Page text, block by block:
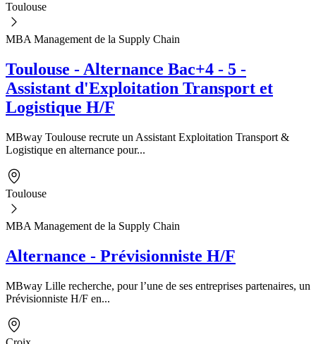
Toulouse
MBA Management de la Supply Chain
Toulouse - Alternance Bac+4 - 5 -
Assistant d'Exploitation Transport et
Logistique H/F
MBway Toulouse recrute un Assistant Exploitation Transport &
Logistique en alternance pour...
Toulouse
MBA Management de la Supply Chain
Alternance - Prévisionniste H/F
MBway Lille recherche, pour l’une de ses entreprises partenaires, un
Prévisionniste H/F en...